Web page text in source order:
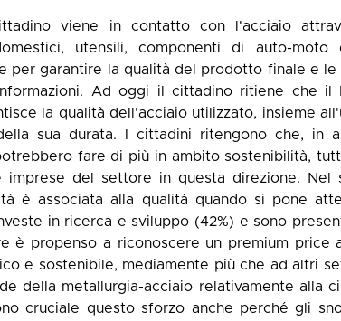
viene in contatto con l'acciaio
utensili, componenti di auto-
per garantire la qualità del prodotto finale e le
Ad oggi il cittadino ritiene che il
la qualità dell'acciaio utilizzato, insieme
sua durata. I cittadini ritengono che, in
fare di più in ambito sostenibilità,
del settore in questa direzione. Nel
è associata alla qualità quando si pone
in ricerca e sviluppo (42%) e sono
è propenso a riconoscere un premium
e sostenibile, mediamente più che ad altri
della metallurgia-acciaio relativamente alla
cruciale questo sforzo anche perché gli